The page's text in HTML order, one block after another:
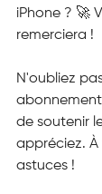
iPhone ? 🚀
remerciera !
N'oubliez
de soutenir
appréciez.
astuces !